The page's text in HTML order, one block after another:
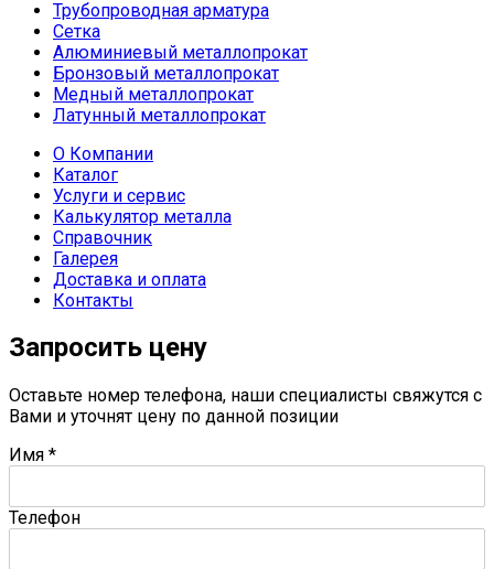
Трубопроводная арматура
Сетка
Алюминиевый металлопрокат
Бронзовый металлопрокат
Медный металлопрокат
Латунный металлопрокат
О Компании
Каталог
Услуги и сервис
Калькулятор металла
Справочник
Галерея
Доставка и оплата
Контакты
Запросить цену
Оставьте номер телефона, наши специалисты свяжутся с
Вами и уточнят цену по данной позиции
Имя *
Телефон